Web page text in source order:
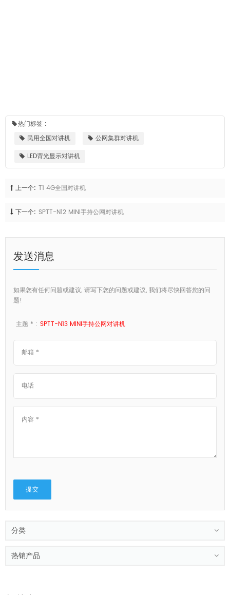
热门标签 :
民用全国对讲机
公网集群对讲机
LED背光显示对讲机
上一个: T1 4G全国对讲机
下一个: SPTT-N12 MINI手持公网对讲机
发送消息
如果您有任何问题或建议, 请写下您的问题或建议, 我们将尽快回答您的问
题!
主题 * : SPTT-N13 MINI手持公网对讲机
分类
热销产品